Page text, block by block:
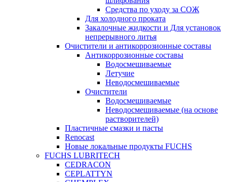
Средства по уходу за СОЖ
Для холодного проката
Закалочные жидкости и Для установок
непрерывного литья
Очистители и антикоррозионные составы
Антикоррозионные составы
Водосмешиваемые
Летучие
Неводосмешиваемые
Очистители
Водосмешиваемые
Неводосмешиваемые (на основе
растворителей)
Пластичные смазки и пасты
Renocast
Новые локальные продукты FUCHS
FUCHS LUBRITECH
CEDRACON
CEPLATTYN